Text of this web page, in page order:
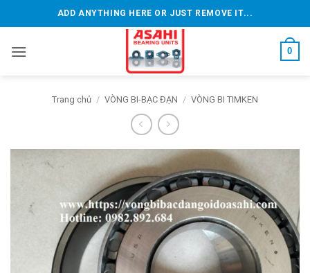
qua
dung
ADD ANYTHING HERE OR JUST REMOVE IT...
0
Trang chủ / VÒNG BI-BẠC ĐẠN / VÒNG BI TIMKEN